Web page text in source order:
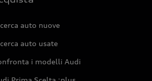
auto nuove
auto usate
i modelli Audi